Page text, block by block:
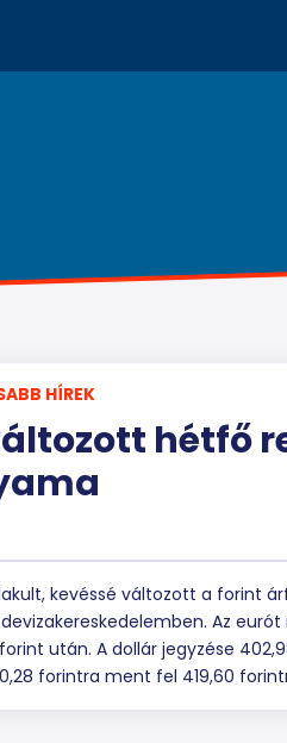
HÍREK
hétfő
kevéssé változott a forint
Az
után. A dollár jegyzése
forintra ment fel 419,60